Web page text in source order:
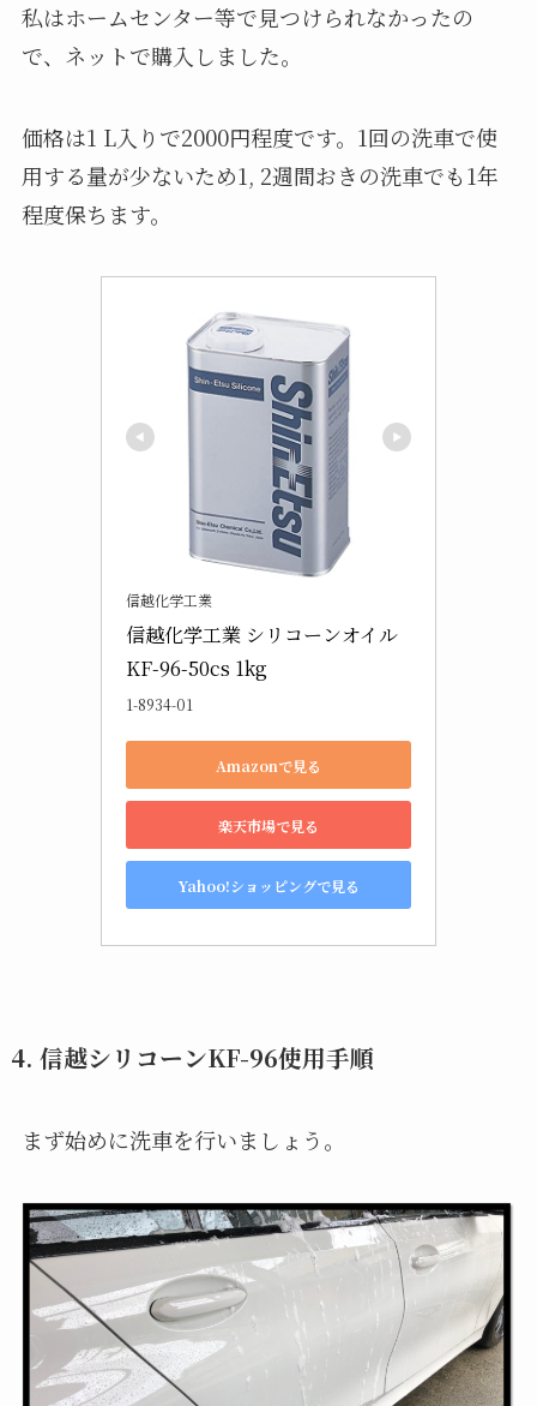
私はホームセンター等で見つけられなかったの
で、ネットで購入しました。
価格は1 L入りで2000円程度です。1回の洗車で使
用する量が少ないため1, 2週間おきの洗車でも1年
程度保ちます。
信越化学工業
信越化学工業 シリコーンオイル
KF-96-50cs 1kg
1-8934-01
Amazonで見る
楽天市場で見る
Yahoo!ショッピングで見る
4. 信越シリコーンKF-96使用手順
まず始めに洗車を行いましょう。